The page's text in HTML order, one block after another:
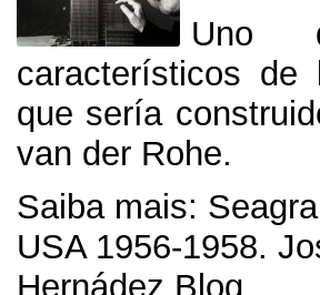
Uno
característicos
que sería
van der Rohe.
Saiba mais:
USA 1956-1958.
Hernádez Blog